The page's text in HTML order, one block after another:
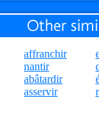
affranchir
nantir
abâtardir
asservir